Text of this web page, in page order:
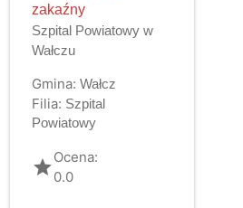
zakaźny
Szpital Powiatowy w
Wałczu
Gmina: Wałcz
Filia: Szpital
Powiatowy
gradeOcena:
0.0